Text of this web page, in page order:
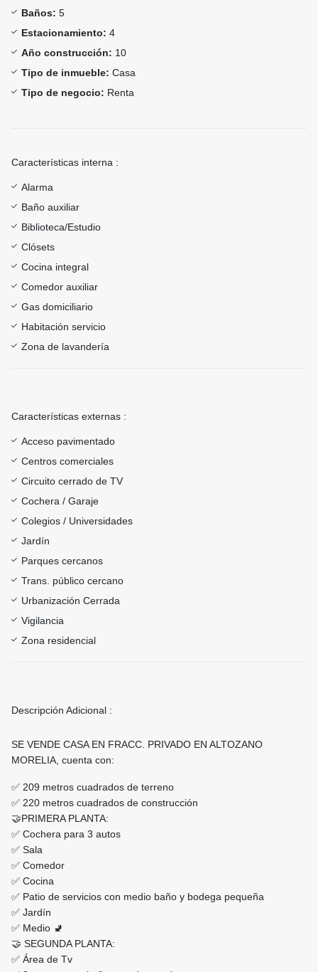
Baños: 5
Estacionamiento: 4
Año construcción: 10
Tipo de inmueble: Casa
Tipo de negocio: Renta
Características interna :
Alarma
Baño auxiliar
Biblioteca/Estudio
Clósets
Cocina integral
Comedor auxiliar
Gas domiciliario
Habitación servicio
Zona de lavandería
Características externas :
Acceso pavimentado
Centros comerciales
Circuito cerrado de TV
Cochera / Garaje
Colegios / Universidades
Jardín
Parques cercanos
Trans. público cercano
Urbanización Cerrada
Vigilancia
Zona residencial
Descripción Adicional :
SE VENDE CASA EN FRACC. PRIVADO EN ALTOZANO
MORELIA, cuenta con:
✅ 209 metros cuadrados de terreno
✅ 220 metros cuadrados de construcción
🤝PRIMERA PLANTA:
✅ Cochera para 3 autos
✅ Sala
✅ Comedor
✅ Cocina
✅ Patio de servicios con medio baño y bodega pequeña
✅ Jardín
✅ Medio 🚽
🤝 SEGUNDA PLANTA:
✅ Área de Tv